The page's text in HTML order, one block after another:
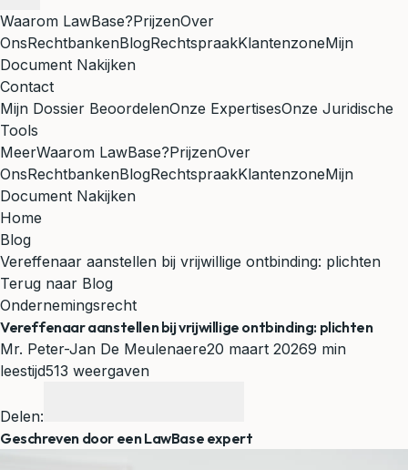
Waarom LawBase?PrijzenOver
OnsRechtbankenBlogRechtspraakKlantenzoneMijn
Document Nakijken
Contact
Mijn Dossier BeoordelenOnze ExpertisesOnze Juridische
Tools
MeerWaarom LawBase?PrijzenOver
OnsRechtbankenBlogRechtspraakKlantenzoneMijn
Document Nakijken
Home
Blog
Vereffenaar aanstellen bij vrijwillige ontbinding: plichten
Terug naar Blog
Ondernemingsrecht
Vereffenaar aanstellen bij vrijwillige ontbinding: plichten
Mr. Peter-Jan De Meulenaere20 maart 20269 min
leestijd513 weergaven
Delen:
Geschreven door een LawBase expert